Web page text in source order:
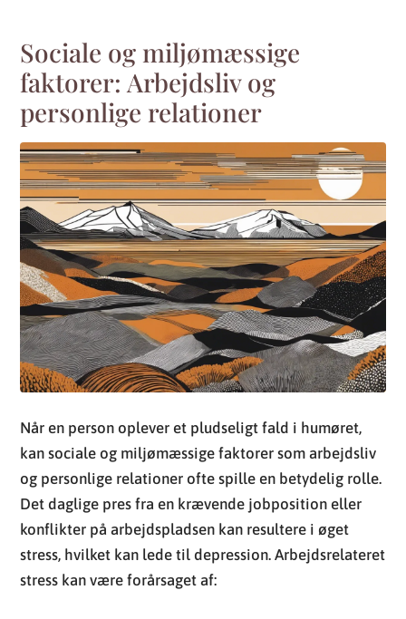
Sociale og miljømæssige
faktorer: Arbejdsliv og
personlige relationer
Når en person oplever et pludseligt fald i humøret,
kan sociale og miljømæssige faktorer som arbejdsliv
og personlige relationer ofte spille en betydelig rolle.
Det daglige pres fra en krævende jobposition eller
konflikter på arbejdspladsen kan resultere i øget
stress, hvilket kan lede til depression. Arbejdsrelateret
stress kan være forårsaget af: